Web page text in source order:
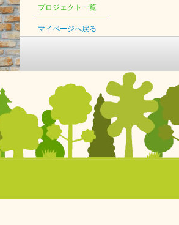
プロジェクト一覧
マイページへ戻る